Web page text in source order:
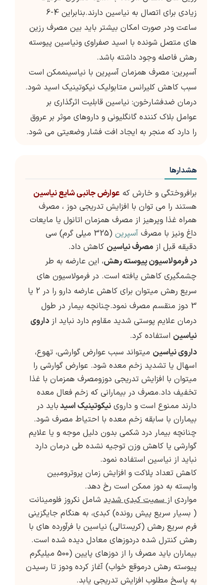
زیادی برای اتصال به نیاسین دارند.بنابراین 4-6
ساعت ودر صورت امکان بیشتر باید بین مصرف رزین
های متصل شونده با اسید صفراوی ونیاسین پیوسته
رهش فاصله وجود داشته باشد.
آسپرین: مصرف همزمان آسپرین با نیاسینممکن است
سبب کاهش کلیرانس متابولیک نیکوتینیک اسید شود.
درمان ضدفشارخون: نیاسین قابلیت اثرگذاری بر
عوامل بلاک کننده گانگلیونی و داروهای موثر بر عروق
را دارد که منجر به ایجاد افت فشار وضعیتی می شود.
هشدارها
برافروختگی و خارش که عوارض جانبی شایع نیاسین
هستند را می توان با افزایش تدریجی دوز ، مصرف
همراه غذا وپرهیز از مصرف همزمان اتانول یا مایعات
داغ ونیز با مصرف آسپرین
(325 میلی گرم) سی
دقیقه قبل از مصرف نیاسین کاهش داد.
در فرمولاسیون پیوسته رهش، این عارضه به طر
چشمگیری کاهش یافته است. در فرمولاسیون های
سریع رهش میتوان برای کاهش عارضه دارو را در 2 یا
3 دوز منقسم مصرف نمود.چنانچه بیمار در طول
درمان علایم پوستی شدید مقاوم دارد نباید از داروی
نیاسین استفاده کرد.
داروی نیاسین میتواند سبب عوارض گوارشی، تهوع،
اسهال یا تشدید زخم معده شود. عوارض گوارشی را
میتوان با افزایش تدریجی دوزومصرف همزمان با غذا
تخفیف داد.مصرف در بیمارانی که زخم فعال معده
دارند ممنوع است و داروی نیکوتینیک اسیدباید در
بیماران با سابقه زخم معده با احتیاط مصرف شود.
چنانچه بیمار درد شکمی بدون دلیل موجه و یا علایم
گوارشی یا کاهش وزن توجیه نشده طی درمان دارد
نباید از نیاسین استفاده نمود.
کاهش تعداد پلاکت و افزایش زمان پروترومبین
وابسته به دوز ممکن است رخ دهد.
مواردی ازسمیت کبدی شدید شامل نکروز فلومینانت
( بسیار سریع پیش رونده) کبدی، به هنگام جایگزینی
فرم سریع رهش (کریستالی) نیاسین با فرآورده های با
رهش کنترل شده دردوزهای معادل دیده شده است.
بیماران باید مصرف را از دوزهای پایین (500 میلیگرم
پیوسته رهش درموقع خواب) آغاز کرده ودوز تا رسیدن
به پاسخ مطلوب افزایش تدریجی یابد.